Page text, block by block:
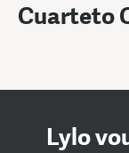
Cuarteto
Lylo